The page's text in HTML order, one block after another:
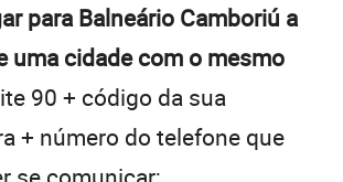
para Balneário Camboriú a
uma cidade com o mesmo
90 + código da sua
+ número do telefone que